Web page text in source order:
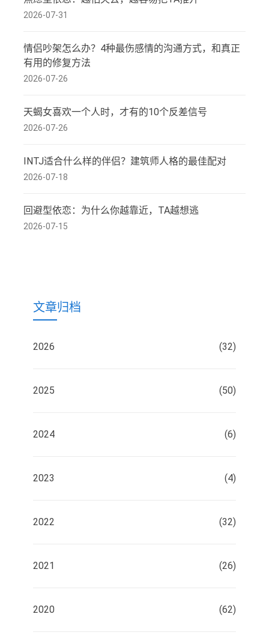
2026-07-31
情侣吵架怎么办？4种最伤感情的沟通方式，和真正
有用的修复方法
2026-07-26
天蝎女喜欢一个人时，才有的10个反差信号
2026-07-26
INTJ适合什么样的伴侣？建筑师人格的最佳配对
2026-07-18
回避型依恋：为什么你越靠近，TA越想逃
2026-07-15
文章归档
2026 (32)
2025 (50)
2024 (6)
2023 (4)
2022 (32)
2021 (26)
2020 (62)